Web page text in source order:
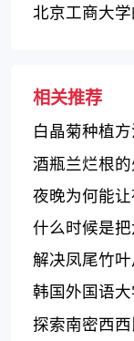
何？
北京工商大
相关推荐
白晶菊种植
酒瓶兰烂根
夜晚为何能让
什么时候是把
解决凤尾竹
韩国外国语
探索南密西